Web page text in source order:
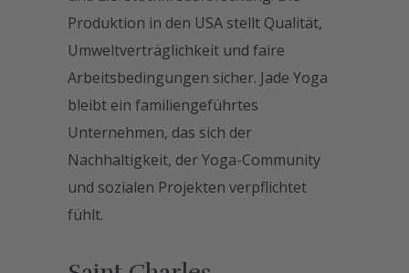
Produktion in den USA stellt Qualität,
Umweltverträglichkeit und faire
Arbeitsbedingungen sicher. Jade Yoga
bleibt ein familiengeführtes
Unternehmen, das sich der
Nachhaltigkeit, der Yoga-Community
und sozialen Projekten verpflichtet
fühlt.